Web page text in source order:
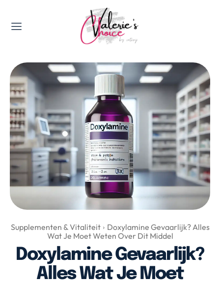
Valerie's Topics
Travel & Culture
Food & Drinks
Happyness & Opmerkelijk
Lifestyle, Sport & Duurzaamheid
Gadgets & Tech
Top 5 van Valerie
Health & Beauty
Huis & Tuin
Nieuws & Media
Over Valerie
Over Valerie
De Top 5
Contact
Supplementen & Vitaliteit
Doxylamine Gevaarlijk? Alles
Wat Je Moet Weten Over Dit Middel
Doxylamine Gevaarlijk?
Alles Wat Je Moet